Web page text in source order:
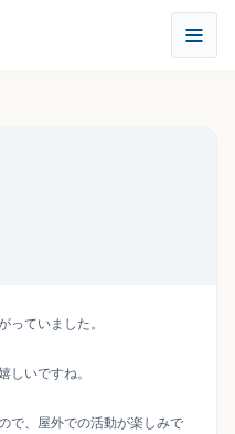
ていました。
いですね。
で、屋外での活動が楽しみで